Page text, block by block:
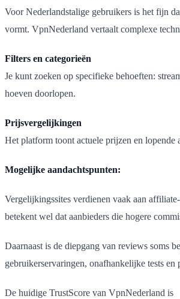
Voor Nederlandstalige gebruikers is het fijn
vormt. VpnNederland vertaalt complexe
Filters en categorieën
Je kunt zoeken op specifieke behoeften:
hoeven doorlopen.
Prijsvergelijkingen
Het platform toont actuele prijzen en lopende
Mogelijke aandachtspunten:
Vergelijkingssites verdienen vaak aan
betekent wel dat aanbieders die hogere
Daarnaast is de diepgang van reviews soms
gebruikerservaringen, onafhankelijke tests
De huidige TrustScore van VpnNederland is